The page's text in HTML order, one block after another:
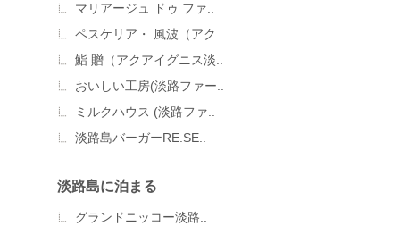
マリアージュ ドゥ ファ..
ペスケリア・ 風波（アク..
鮨 贈（アクアイグニス淡..
おいしい工房(淡路ファー..
ミルクハウス (淡路ファ..
淡路島バーガーRE.SE..
淡路島に泊まる
グランドニッコー淡路..